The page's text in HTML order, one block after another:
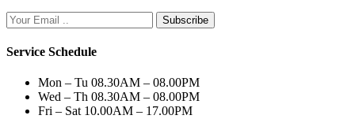
Subscribe
Service Schedule
Mon – Tu 08.30AM – 08.00PM
Wed – Th 08.30AM – 08.00PM
Fri – Sat 10.00AM – 17.00PM